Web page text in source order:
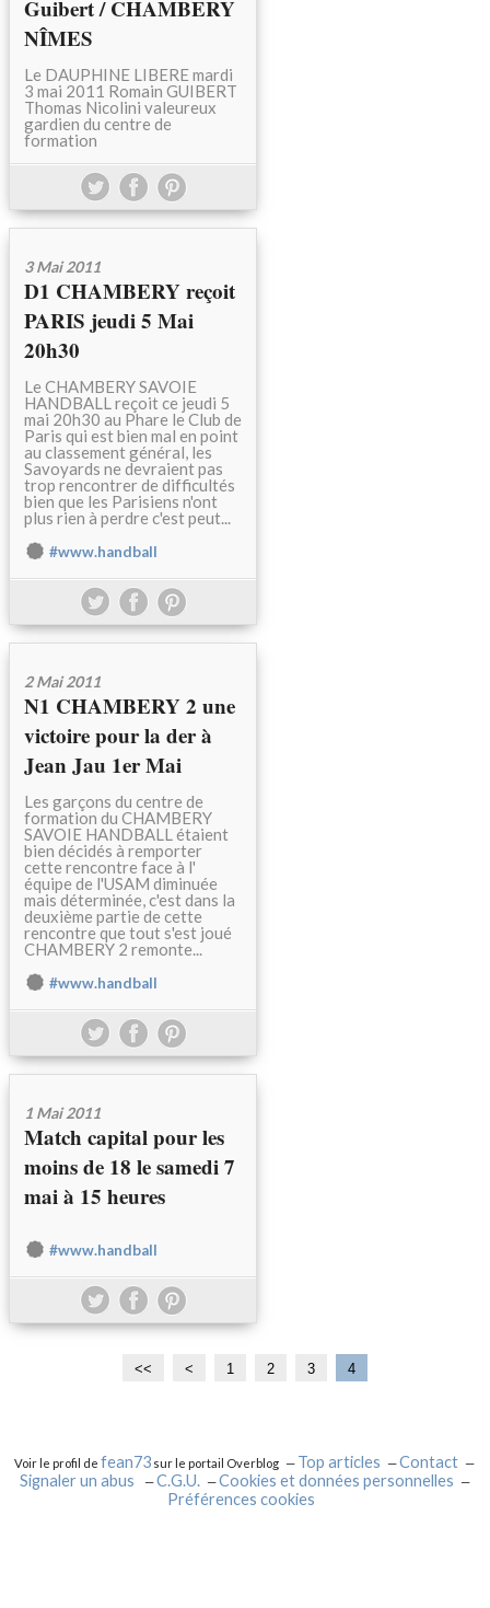
Guibert / CHAMBERY
NÎMES
Le DAUPHINE LIBERE mardi
3 mai 2011 Romain GUIBERT
Thomas Nicolini valeureux
gardien du centre de
formation
3 Mai 2011
D1 CHAMBERY reçoit
PARIS jeudi 5 Mai
20h30
Le CHAMBERY SAVOIE
HANDBALL reçoit ce jeudi 5
mai 20h30 au Phare le Club de
Paris qui est bien mal en point
au classement général, les
Savoyards ne devraient pas
trop rencontrer de difficultés
bien que les Parisiens n'ont
plus rien à perdre c'est peut...
#www.handball
2 Mai 2011
N1 CHAMBERY 2 une
victoire pour la der à
Jean Jau 1er Mai
Les garçons du centre de
formation du CHAMBERY
SAVOIE HANDBALL étaient
bien décidés à remporter
cette rencontre face à l'
équipe de l'USAM diminuée
mais déterminée, c'est dans la
deuxième partie de cette
rencontre que tout s'est joué
CHAMBERY 2 remonte...
#www.handball
1 Mai 2011
Match capital pour les
moins de 18 le samedi 7
mai à 15 heures
#www.handball
<< < 1 2 3 4
Voir le profil defean73 sur le portail Overblog Top articles
Contact
Signaler un abus
C.G.U.
Cookies et données personnelles
Préférences cookies